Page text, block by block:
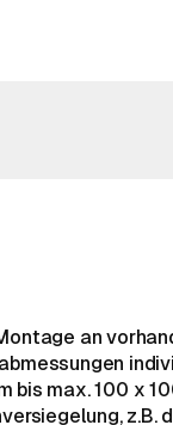
an
bis max. 100 x
z.B.